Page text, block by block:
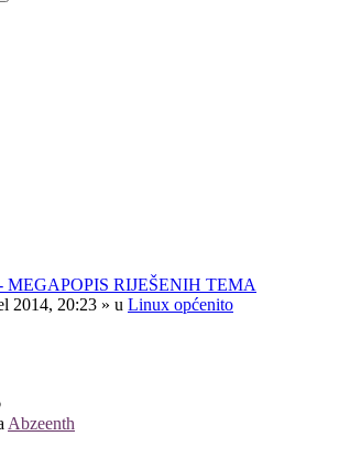
MEGAPOPIS RIJEŠENIH TEMA
2014, 20:23 » u Linux općenito
Abzeenth